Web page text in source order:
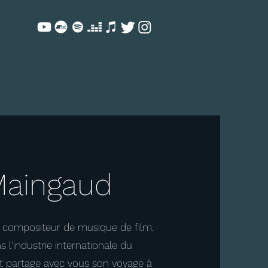
compositeur de musique de film.
l'industrie internationale du
avec vous son voyage à